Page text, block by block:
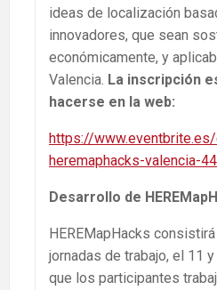
ideas de localización
innovadores, que sean
económicamente, y
Valencia. La inscripción
hacerse en la web:
https://
heremaphacks-valencia-
Desarrollo de
HEREMapHacks
jornadas de trabajo, el 11
que los participantes